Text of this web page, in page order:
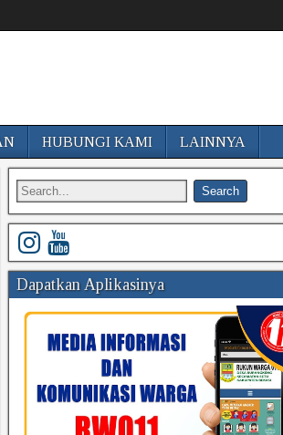
HUBUNGI KAMI LAINNYA
Dapatkan Aplikasinya